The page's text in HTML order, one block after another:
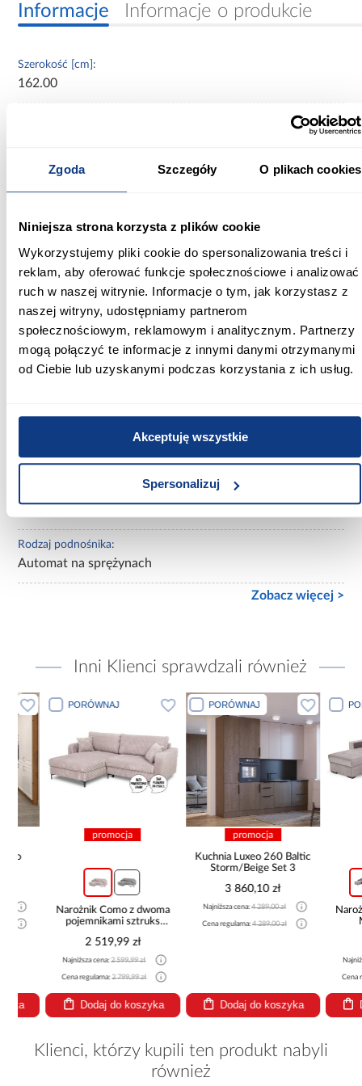
Zgoda Szczegóły O plikach cookies
Niniejsza strona korzysta z plików cookie
Wykorzystujemy pliki cookie do spersonalizowania treści i
reklam, aby oferować funkcje społecznościowe i analizować
ruch w naszej witrynie. Informacje o tym, jak korzystasz z
naszej witryny, udostępniamy partnerom
społecznościowym, reklamowym i analitycznym. Partnerzy
mogą połączyć te informacje z innymi danymi otrzymanymi
od Ciebie lub uzyskanymi podczas korzystania z ich usług.
Akceptuję wszystkie
Spersonalizuj
Informacje Informacje o produkcie
Szerokość [cm]:
162.00
Wysokość [cm]:
91.00
Wysokość do siedziska [cm]:
Szerokość pow. spania [cm]:
160.00
Długość pow. spania [cm]:
200.00
Z materacem
Rodzaj podnośnika:
Automat na sprężynach
Zobacz więcej >
Inni Klienci sprawdzali również
PORÓWNAJ
promocja
Narożnik Como z dwoma
pojemnikami sztruks
2 519,99 zł
Najniższa cena:2 599,99 zł
Cena regularna:2 799,99 zł
Dodaj do koszyka
PORÓWNAJ
promocja
Kuchnia Luxeo 260 Baltic
Storm/Beige Set 3
3 860,10 zł
Najniższa cena:4 289,00 zł
Cena regularna:4 289,00 zł
Dodaj do koszyka
Narożnik z
Najniższa
Cena
Klienci, którzy kupili ten produkt nabyli
również